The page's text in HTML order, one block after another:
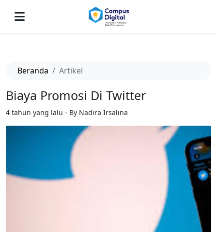
Beranda Artikel
Biaya Promosi Di Twitter
4 tahun yang lalu - By Nadira Irsalina